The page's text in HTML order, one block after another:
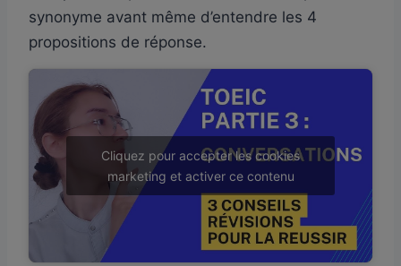
synonyme avant même d’entendre les 4
propositions de réponse.
Cliquez pour accepter les cookies
marketing et activer ce contenu